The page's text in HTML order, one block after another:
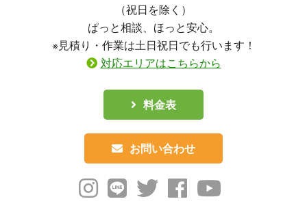
（祝日を除く）
ぱっと相談、ほっと安心。
※見積り・作業は土日祝日でも行います！
対応エリアはこちらから
料金表
お問い合わせ